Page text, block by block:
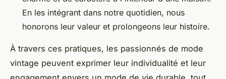
En les intégrant dans notre quotidien, nous
honorons leur valeur et prolongeons leur histoire.
À travers ces pratiques, les passionnés de mode
vintage peuvent exprimer leur individualité et leur